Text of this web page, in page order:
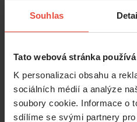
Souhlas
Tato webová stránka
K personalizaci obsahu a
sociálních médií a analýze
soubory cookie. Informace o
sdílíme se svými partnery
23 100 Kč
Jerevanská,